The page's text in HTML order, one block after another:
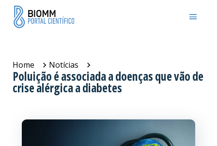
Home Notícias
Poluição é associada a doenças que vão de
crise alérgica a diabetes